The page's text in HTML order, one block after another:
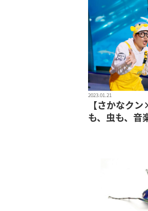
2023.01.21
【さかなク
も、虫も、